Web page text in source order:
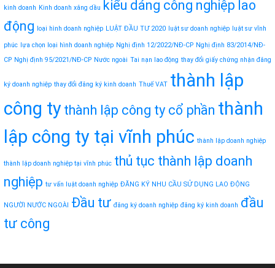
kinh doanh Kinh doanh xăng dầu kiểu dáng công nghiệp lao
động loại hình doanh nghiệp LUẬT ĐẦU TƯ 2020 luật sư doanh nghiệp luật sư vĩnh
phúc lựa chọn loại hình doanh nghiệp Nghị định 12/2022/NĐ-CP Nghị định 83/2014/NĐ-
CP Nghị định 95/2021/NĐ-CP Nước ngoài Tai nạn lao động thay đổi giấy chứng nhận đăng
ký doanh nghiệp thay đổi đăng ký kinh doanh Thuế VAT thành lập
công ty thành lập công ty cổ phần thành
lập công ty tại vĩnh phúc thành lập doanh nghiệp
thành lập doanh nghiệp tại vĩnh phúc thủ tục thành lập doanh
nghiệp tư vấn luật doanh nghiệp ĐĂNG KÝ NHU CẦU SỬ DỤNG LAO ĐỘNG
NGƯỜI NƯỚC NGOÀI Đầu tư đăng ký doanh nghiệp đăng ký kinh doanh đầu
tư công